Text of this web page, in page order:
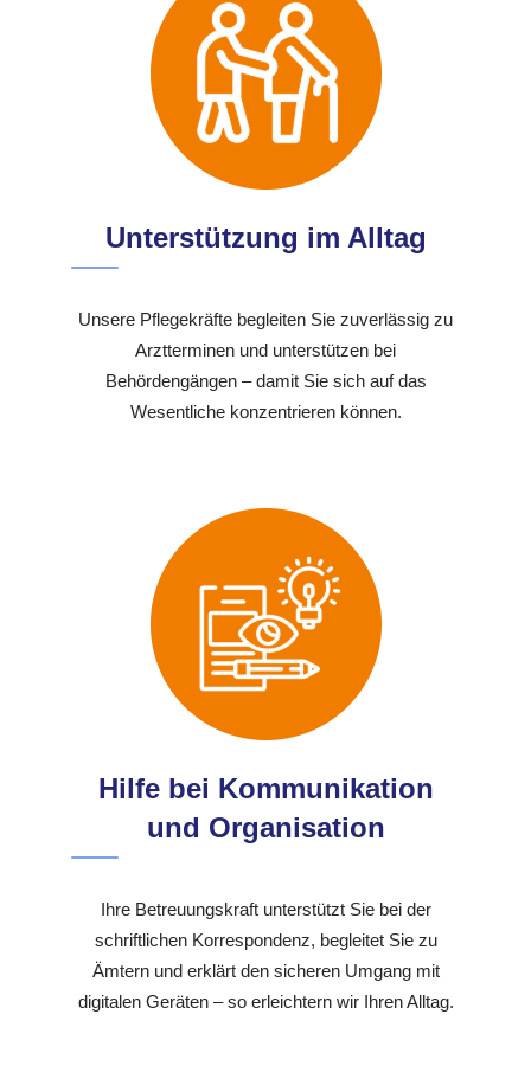
Unterstützung im Alltag
Unsere Pflegekräfte begleiten Sie zuverlässig zu
Arztterminen und unterstützen bei
Behördengängen – damit Sie sich auf das
Wesentliche konzentrieren können.
Hilfe bei Kommunikation
und Organisation
Ihre Betreuungskraft unterstützt Sie bei der
schriftlichen Korrespondenz, begleitet Sie zu
Ämtern und erklärt den sicheren Umgang mit
digitalen Geräten – so erleichtern wir Ihren Alltag.